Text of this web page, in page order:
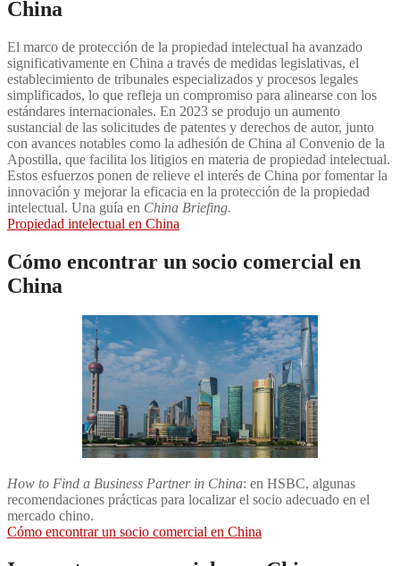
China
El marco de protección de la propiedad intelectual ha avanzado
significativamente en China a través de medidas legislativas, el
establecimiento de tribunales especializados y procesos legales
simplificados, lo que refleja un compromiso para alinearse con los
estándares internacionales. En 2023 se produjo un aumento
sustancial de las solicitudes de patentes y derechos de autor, junto
con avances notables como la adhesión de China al Convenio de la
Apostilla, que facilita los litigios en materia de propiedad intelectual.
Estos esfuerzos ponen de relieve el interés de China por fomentar la
innovación y mejorar la eficacia en la protección de la propiedad
intelectual. Una guía en China Briefing.
Propiedad intelectual en China
Cómo encontrar un socio comercial en
China
How to Find a Business Partner in China: en HSBC, algunas
recomendaciones prácticas para localizar el socio adecuado en el
mercado chino.
Cómo encontrar un socio comercial en China